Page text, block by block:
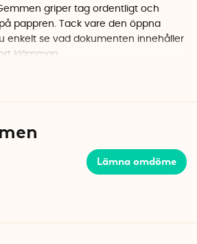
griper tag ordentligt och
pappren. Tack vare den öppna
enkelt se vad dokumenten innehåller
klämman.
papper samtidigt. Använd dem för
metallen ger ett
passar lika bra på kontoret som
Lämna omdöme